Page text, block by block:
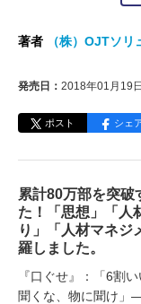
著者 （株）OJTソ
発売日： 2018年01月19日
ポスト シェ
累計80万部を突破
た！「思想」「人
り」「人材マネジ
羅しました。
『口ぐせ』：「6割
聞くな、物に聞け